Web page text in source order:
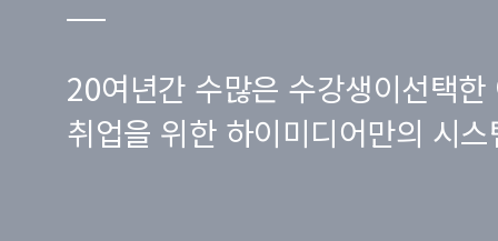
20여년간 수많은 수강생이선택한
취업을 위한 하이미디어만의 시